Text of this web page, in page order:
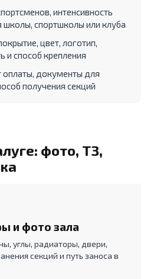
интенсивность
школы, спортшколы или клуба
цвет, логотип,
и способ крепления
оплаты, документы для
получения секций
фото, ТЗ,
и фото зала
углы, радиаторы, двери,
секций и путь заноса в